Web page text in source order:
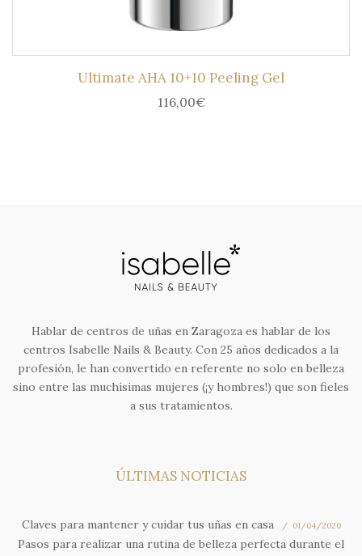
Ultimate AHA 10+10 Peeling Gel
116,00€
Hablar de centros de uñas en Zaragoza es hablar de los
centros Isabelle Nails & Beauty. Con 25 años dedicados a la
profesión, le han convertido en referente no solo en belleza
sino entre las muchísimas mujeres (¡y hombres!) que son fieles
a sus tratamientos.
ÚLTIMAS NOTICIAS
Claves para mantener y cuidar tus uñas en casa 01/04/2020
Pasos para realizar una rutina de belleza perfecta durante el